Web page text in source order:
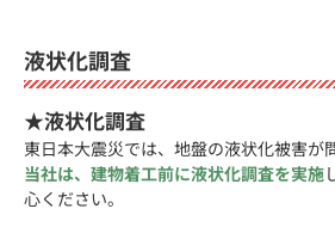
液状化調査
★液状化調査
東日本大震災では、地盤の液状化被害が
当社は、建物着工前に液状化調査を実施
心ください。